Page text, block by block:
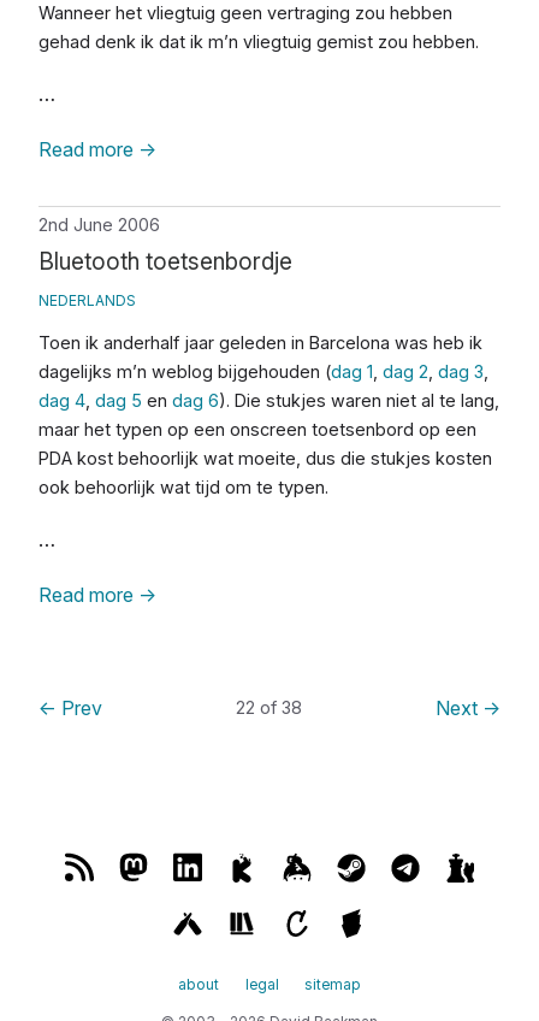
Wanneer het vliegtuig geen vertraging zou hebben
gehad denk ik dat ik m’n vliegtuig gemist zou hebben.
…
Read more →
2nd June 2006
Bluetooth toetsenbordje
NEDERLANDS
Toen ik anderhalf jaar geleden in Barcelona was heb ik
dagelijks m’n weblog bijgehouden (dag 1, dag 2, dag 3,
dag 4, dag 5 en dag 6). Die stukjes waren niet al te lang,
maar het typen op een onscreen toetsenbord op een
PDA kost behoorlijk wat moeite, dus die stukjes kosten
ook behoorlijk wat tijd om te typen.
…
Read more →
← Prev 22 of 38 Next →
about legal sitemap